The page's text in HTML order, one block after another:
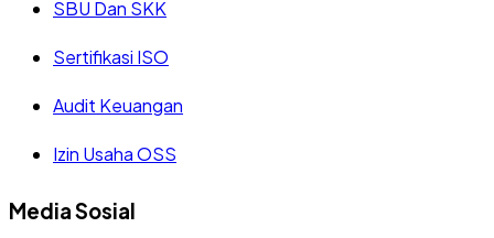
SBU Dan SKK
Sertifikasi ISO
Audit Keuangan
Izin Usaha OSS
Media Sosial